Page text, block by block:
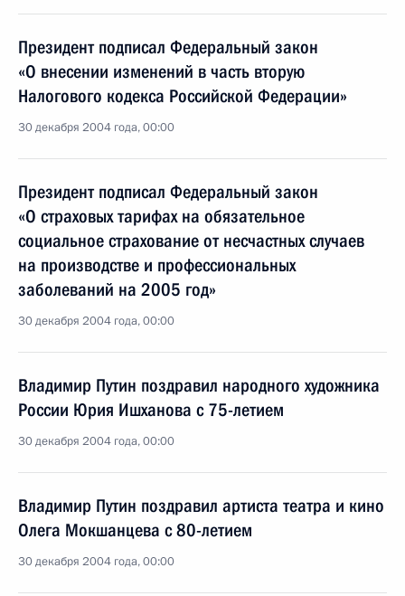
Президент подписал Федеральный закон
«О внесении изменений в часть вторую
Налогового кодекса Российской Федерации»
30 декабря 2004 года, 00:00
Президент подписал Федеральный закон
«О страховых тарифах на обязательное
социальное страхование от несчастных случаев
на производстве и профессиональных
заболеваний на 2005 год»
30 декабря 2004 года, 00:00
Владимир Путин поздравил народного художника
России Юрия Ишханова с 75-летием
30 декабря 2004 года, 00:00
Владимир Путин поздравил артиста театра и кино
Олега Мокшанцева с 80-летием
30 декабря 2004 года, 00:00